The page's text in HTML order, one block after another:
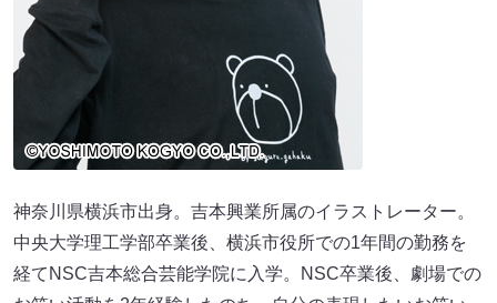
神奈川県横浜市出身。吉本興業所属のイラストレーター。
中央大学理工学部卒業後、横浜市役所での1年間の勤務を
経てNSC吉本総合芸能学院に入学。NSC卒業後、劇場での